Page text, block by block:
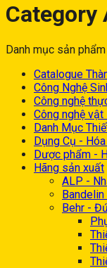
Category
Danh mục sản phẩm
Catalogue
Công Nghệ
Công nghệ
Công nghệ vật
Danh Mục
Dụng Cụ -
Dược phẩm -
Hãng sản xuất
ALP -
Behr -